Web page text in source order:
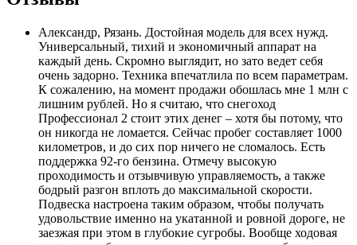
Александр, Рязань. Достойная модель для всех нужд.
Универсальный, тихий и экономичный аппарат на
каждый день. Скромно выглядит, но зато ведет себя
очень задорно. Техника впечатлила по всем параметрам.
К сожалению, на момент продажи обошлась мне 1 млн с
лишним рублей. Но я считаю, что снегоход
Профессионал 2 стоит этих денег – хотя бы потому, что
он никогда не ломается. Сейчас пробег составляет 1000
километров, и до сих пор ничего не сломалось. Есть
поддержка 92-го бензина. Отмечу высокую
проходимость и отзывчивую управляемость, а также
бодрый разгон вплоть до максимальной скорости.
Подвеска настроена таким образом, чтобы получать
удовольствие именно на укатанной и ровной дороге, не
заезжая при этом в глубокие сугробы. Вообще ходовая